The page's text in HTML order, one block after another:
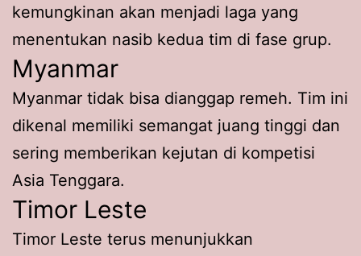
kemungkinan akan menjadi laga yang
menentukan nasib kedua tim di fase grup.
Myanmar
Myanmar tidak bisa dianggap remeh. Tim ini
dikenal memiliki semangat juang tinggi dan
sering memberikan kejutan di kompetisi
Asia Tenggara.
Timor Leste
Timor Leste terus menunjukkan